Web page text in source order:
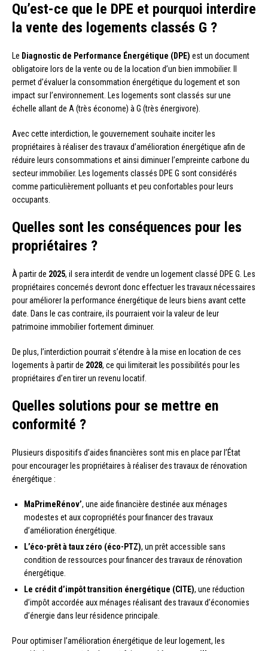
Qu’est-ce que le DPE et pourquoi interdire
la vente des logements classés G ?
Le Diagnostic de Performance Énergétique (DPE) est un document
obligatoire lors de la vente ou de la location d’un bien immobilier. Il
permet d’évaluer la consommation énergétique du logement et son
impact sur l’environnement. Les logements sont classés sur une
échelle allant de A (très économe) à G (très énergivore).
Avec cette interdiction, le gouvernement souhaite inciter les
propriétaires à réaliser des travaux d’amélioration énergétique afin de
réduire leurs consommations et ainsi diminuer l’empreinte carbone du
secteur immobilier. Les logements classés DPE G sont considérés
comme particulièrement polluants et peu confortables pour leurs
occupants.
Quelles sont les conséquences pour les
propriétaires ?
À partir de 2025, il sera interdit de vendre un logement classé DPE G. Les
propriétaires concernés devront donc effectuer les travaux nécessaires
pour améliorer la performance énergétique de leurs biens avant cette
date. Dans le cas contraire, ils pourraient voir la valeur de leur
patrimoine immobilier fortement diminuer.
De plus, l’interdiction pourrait s’étendre à la mise en location de ces
logements à partir de 2028, ce qui limiterait les possibilités pour les
propriétaires d’en tirer un revenu locatif.
Quelles solutions pour se mettre en
conformité ?
Plusieurs dispositifs d’aides financières sont mis en place par l’État
pour encourager les propriétaires à réaliser des travaux de rénovation
énergétique :
MaPrimeRénov’, une aide financière destinée aux ménages
modestes et aux copropriétés pour financer des travaux
d’amélioration énergétique.
L’éco-prêt à taux zéro (éco-PTZ), un prêt accessible sans
condition de ressources pour financer des travaux de rénovation
énergétique.
Le crédit d’impôt transition énergétique (CITE), une réduction
d’impôt accordée aux ménages réalisant des travaux d’économies
d’énergie dans leur résidence principale.
Pour optimiser l’amélioration énergétique de leur logement, les